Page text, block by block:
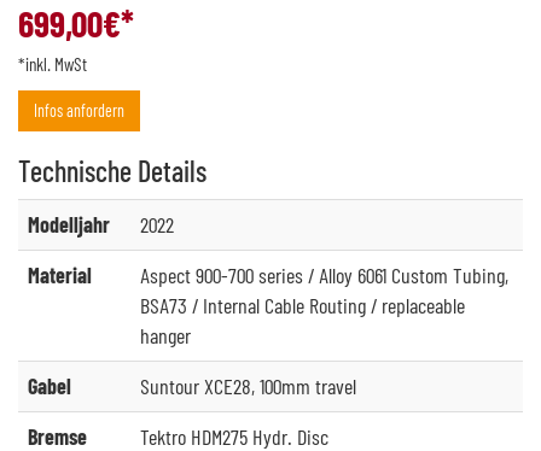
699,00€*
*inkl. MwSt
Infos anfordern
Technische Details
Modelljahr
2022
Material
Aspect 900-700 series / Alloy 6061 Custom Tubing,
BSA73 / Internal Cable Routing / replaceable
hanger
Gabel
Suntour XCE28, 100mm travel
Bremse
Tektro HDM275 Hydr. Disc